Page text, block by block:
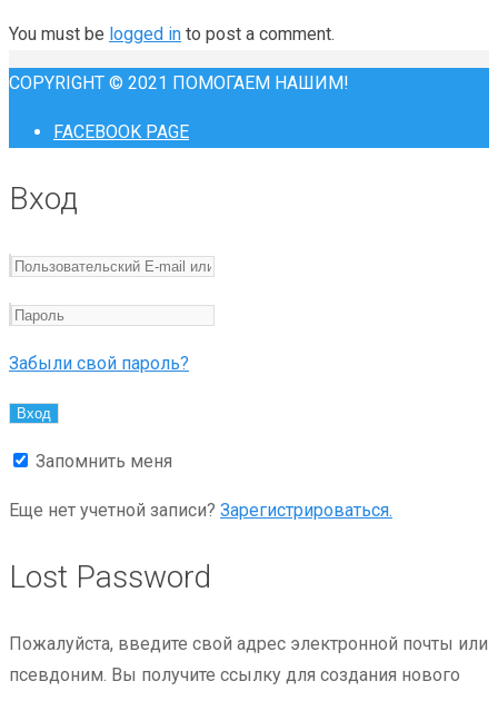
You must be logged in to post a comment.
COPYRIGHT © 2021 ПОМОГАЕМ НАШИМ!
FACEBOOK PAGE
Вход
Забыли свой пароль?
Запомнить меня
Еще нет учетной записи? Зарегистрироваться.
Lost Password
Пожалуйста, введите свой адрес электронной почты или
псевдоним. Вы получите ссылку для создания нового